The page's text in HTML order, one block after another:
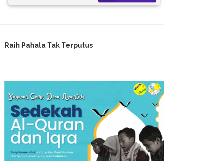
Raih Pahala Tak Terputus